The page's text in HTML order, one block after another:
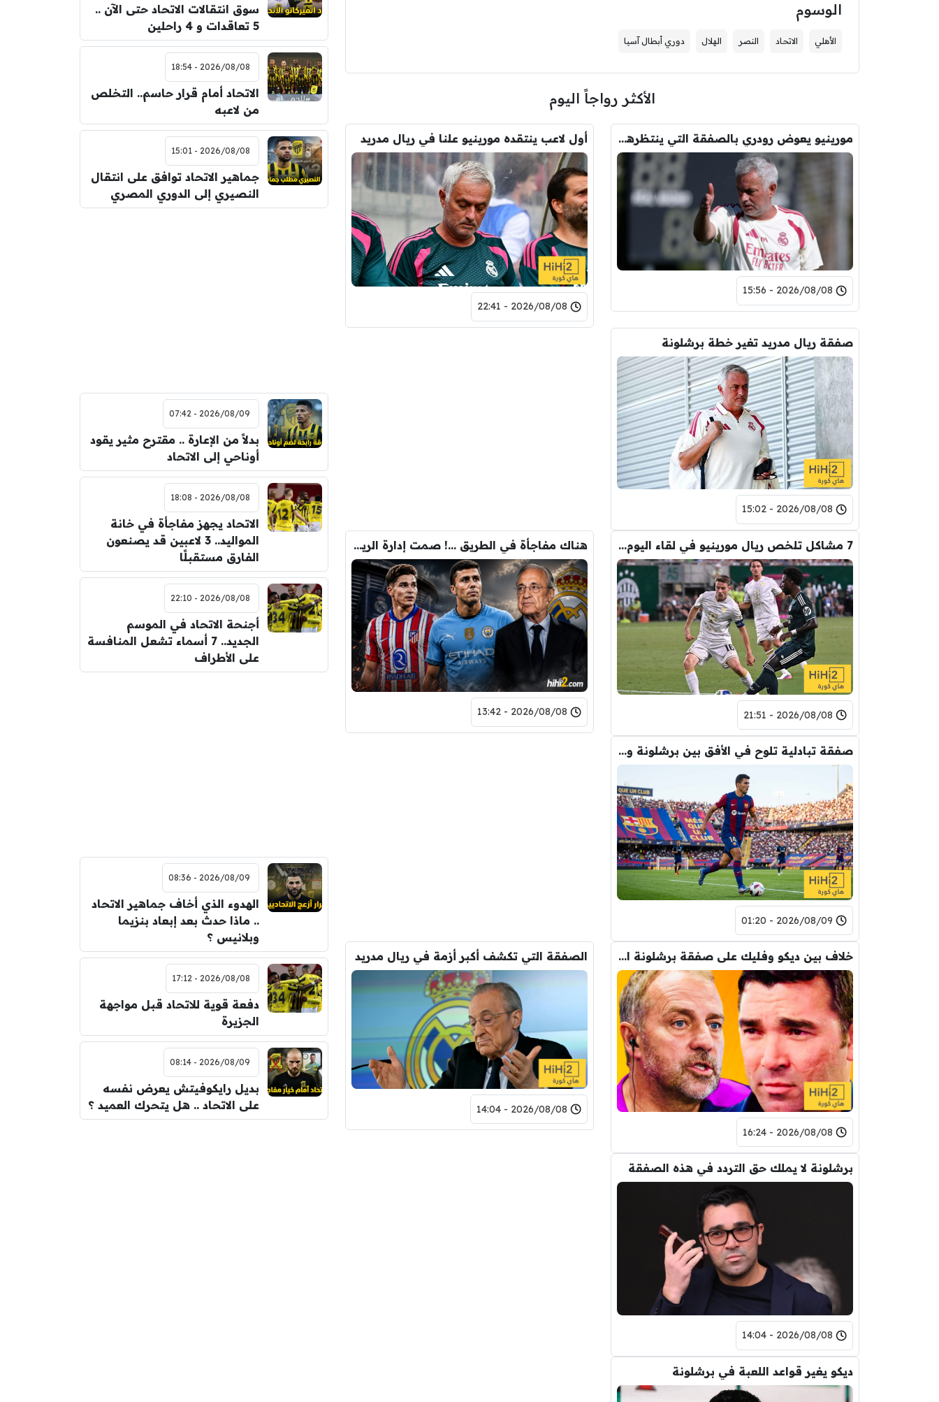
الوسوم
الأهلي الاتحاد النصر الهلال دوري أبطال آسيا
الأكثر رواجاً اليوم
مورينيو يعوض رودري بالصفقة التي ينتظرها جمهور الريال
2026/08/08 - 15:56
أول لاعب ينتقده مورينيو علنا في ريال مدريد
2026/08/08 - 22:41
صفقة ريال مدريد تغير خطة برشلونة
2026/08/08 - 15:02
7 مشاكل تلخص ريال مورينيو في لقاء اليوم امام فيرينكفاروش
2026/08/08 - 21:51
هناك مفاجأة في الطريق …! صمت إدارة الريال ليس من باب الصدفة
2026/08/08 - 13:42
صفقة تبادلية تلوح في الأفق بين برشلونة والسيتي لحسم صفقة رودري
2026/08/09 - 01:20
خلاف بين ديكو وفليك على صفقة برشلونة الجديدة
2026/08/08 - 16:24
الصفقة التي تكشف أكبر أزمة في ريال مدريد
2026/08/08 - 14:04
برشلونة لا يملك حق التردد في هذه الصفقة
2026/08/08 - 14:04
ديكو يغير قواعد اللعبة في برشلونة
سوق انتقالات الاتحاد حتى الآن ..
5 تعاقدات و 4 راحلين
2026/08/08 - 18:54
الاتحاد أمام قرار حاسم.. التخلص
من لاعبه
2026/08/08 - 15:01
جماهير الاتحاد توافق على انتقال
النصيري إلى الدوري المصري
2026/08/09 - 07:42
بدلاً من الإعارة .. مقترح مثير يقود
أوناحي إلى الاتحاد
2026/08/08 - 18:08
الاتحاد يجهز مفاجأة في خانة
المواليد.. 3 لاعبين قد يصنعون
الفارق مستقبلًا
2026/08/08 - 22:10
أجنحة الاتحاد في الموسم
الجديد.. 7 أسماء تشعل المنافسة
على الأطراف
2026/08/09 - 08:36
الهدوء الذي أخاف جماهير الاتحاد
.. ماذا حدث بعد إبعاد بنزيما
وبلانيس ؟
2026/08/08 - 17:12
دفعة قوية للاتحاد قبل مواجهة
الجزيرة
2026/08/09 - 08:14
بديل رايكوفيتش يعرض نفسه
على الاتحاد .. هل يتحرك العميد ؟